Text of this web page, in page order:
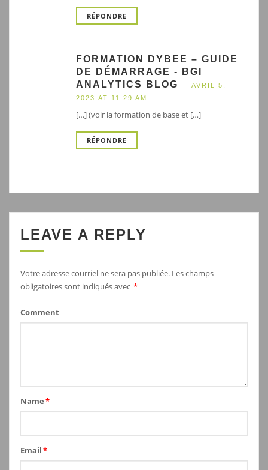
RÉPONDRE
FORMATION DYBEE – GUIDE
DE DÉMARRAGE - BGI
ANALYTICS BLOG
AVRIL 5,
2023 AT 11:29 AM
[…] (voir la formation de base et […]
RÉPONDRE
LEAVE A REPLY
Votre adresse courriel ne sera pas publiée. Les champs
obligatoires sont indiqués avec *
Comment
Name*
Email*